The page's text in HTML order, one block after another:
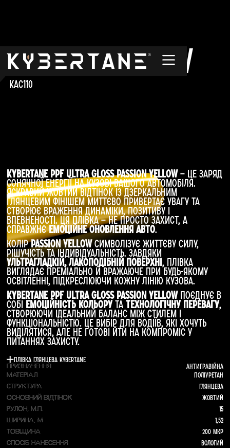
Passion Yellow
KAC110
Kybertane PPF Ultra Gloss Passion Yellow— це заряд
сонячної енергії на кузові вашого автомобіля.
Яскравий жовтий відтінок із дзеркальним
глянцевим фінішем миттєво привертає увагу та
створює враження динаміки, позитиву і
впевненості. Ця плівка — не просто захист, а
справжнєемоційне оновлення авто.
КолірPassion Yellowсимволізує життєву силу,
рішучість та індивідуальність. Завдяки
ультрагладкій, лакоподібній поверхні, плівка
виглядає преміально й вражаюче при будь-якому
освітленні, підкреслюючи кожну лінію кузова.
Kybertane PPF Ultra Gloss Passion Yellowпоєднує в
собі емоційність кольорутатехнологічну перевагу,
створюючи ідеальний баланс між стилем і
функціональністю. Це вибір для водіїв, які хочуть
виділятися, але не готові йти на компроміс у
питаннях захисту.
Плівка глянцева Kybertane
ПРИЗНАЧЕННЯ Антигравійна
МАТЕРІАЛ Поліуретан
СТРУКТУРА Глянцева
ОСНОВНИЙ ВІДТІНОК Жовтий
РУЛОН, М.П. 15
ШИРИНА, М 1,52
ТОВЩИНА 200 мкр
СПОСІБ НАНЕСЕННЯ Вологий